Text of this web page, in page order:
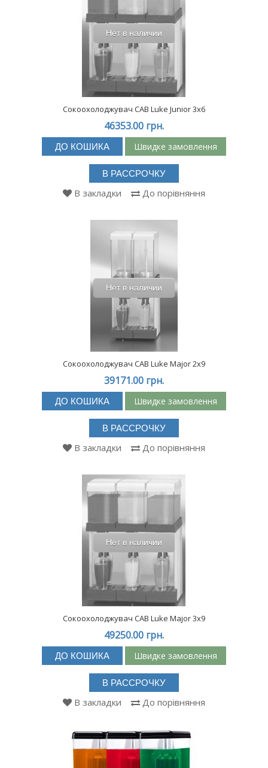
Нет в наличии
Сокоохолоджувач CAB Luke Junior 3x6
46353.00 грн.
ДО КОШИКА Швидке замовлення
В РАССРОЧКУ
В закладки До порівняння
Нет в наличии
Сокоохолоджувач CAB Luke Major 2x9
39171.00 грн.
ДО КОШИКА Швидке замовлення
В РАССРОЧКУ
В закладки До порівняння
Нет в наличии
Сокоохолоджувач CAB Luke Major 3x9
49250.00 грн.
ДО КОШИКА Швидке замовлення
В РАССРОЧКУ
В закладки До порівняння